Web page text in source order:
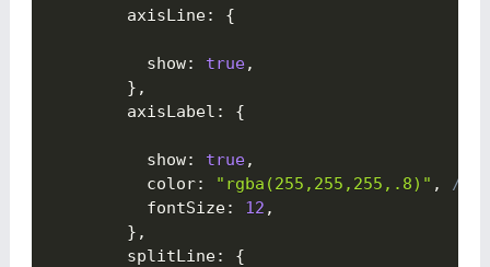
        axisLine
: {
          show
: true,
} ,
        axisLabel
: {
          show
: true,
          color
: "rgba(255,255,255,.8)" ,
//
          fontSize
: 12 ,
} ,
        splitLine
: {